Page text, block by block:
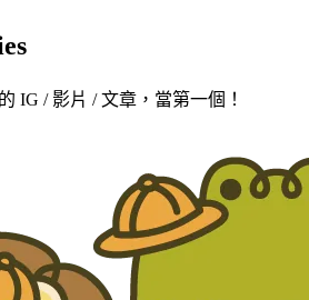
IG / 影片 / 文章，當第一個！